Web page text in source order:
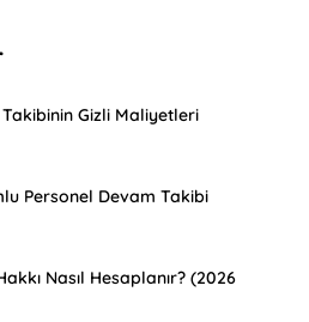
Gizli Maliyetleri
Personel Devam Takibi
Nasıl Hesaplanır? (2026